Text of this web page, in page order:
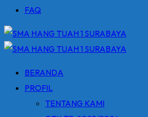
FAQ
BERANDA
PROFIL
TENTANG KAMI